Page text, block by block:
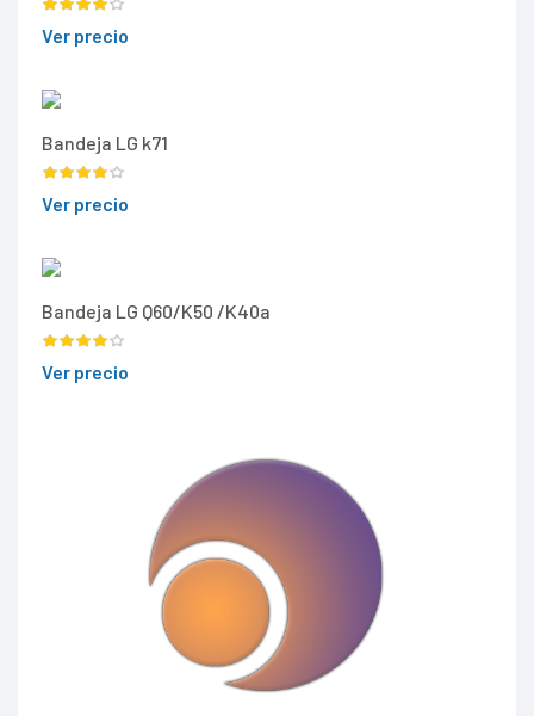
Ver precio
Bandeja LG k71
Ver precio
Bandeja LG Q60/K50 /K40a
Ver precio